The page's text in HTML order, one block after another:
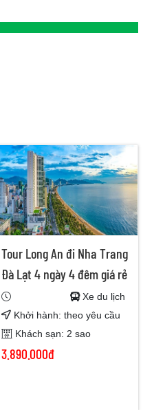
Tour Long An đi Nha Trang
Đà Lạt 4 ngày 4 đêm giá rẻ
Xe du lịch
Khởi hành: theo yêu cầu
Khách sạn: 2 sao
3.890.000đ